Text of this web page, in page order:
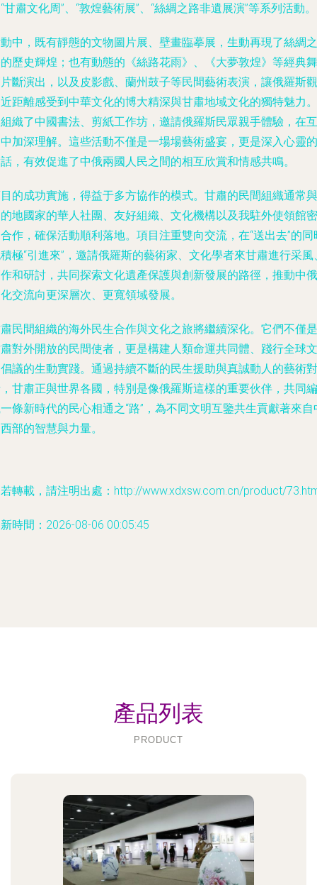
甘肅文化周”、“敦煌藝術展”、“絲綢之路非遺展演”等系列活動。
中，既有靜態的文物圖片展、壁畫臨摹展，生動再現了絲綢之
歷史輝煌；也有動態的《絲路花雨》、《大夢敦煌》等經典舞
斷演出，以及皮影戲、蘭州鼓子等民間藝術表演，讓俄羅斯觀
距離感受到中華文化的博大精深與甘肅地域文化的獨特魅力。
織了中國書法、剪紙工作坊，邀請俄羅斯民眾親手體驗，在互
加深理解。這些活動不僅是一場場藝術盛宴，更是深入心靈的
，有效促進了中俄兩國人民之間的相互欣賞和情感共鳴。
的成功實施，得益于多方協作的模式。甘肅的民間組織通常與
地國家的華人社團、友好組織、文化機構以及我駐外使領館密
作，確保活動順利落地。項目注重雙向交流，在“送出去”的同
極“引進來”，邀請俄羅斯的藝術家、文化學者來甘肅進行采風
和研討，共同探索文化遺產保護與創新發展的路徑，推動中俄
交流向更深層次、更寬領域發展。
民間組織的海外民生合作與文化之旅將繼續深化。它們不僅是
對外開放的民間使者，更是構建人類命運共同體、踐行全球文
議的生動實踐。通過持續不斷的民生援助與真誠動人的藝術對
甘肅正與世界各國，特別是像俄羅斯這樣的重要伙伴，共同編
條新時代的民心相通之“路”，為不同文明互鑒共生貢獻著來自
部的智慧與力量。
轉載，請注明出處：http://www.xdxsw.com.cn/product/
時間：2026-08-06 00:05:45
產品列表
PRODUCT